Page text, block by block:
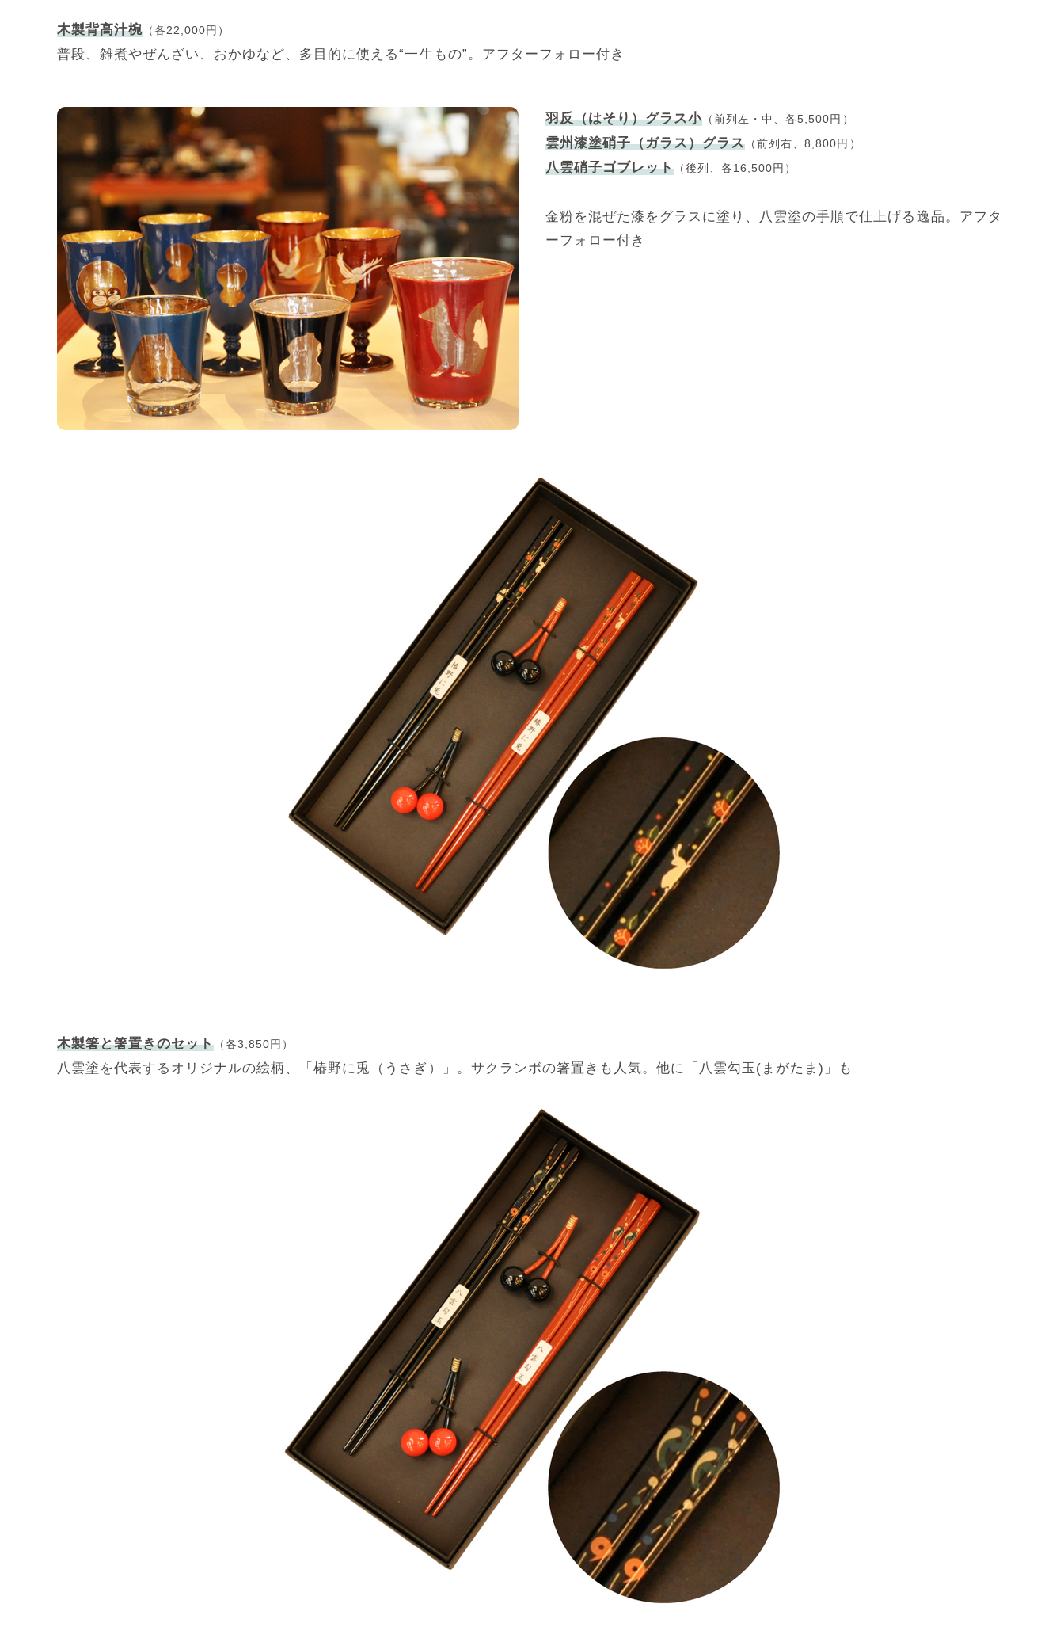
木製背高汁椀 （各22,000円）
普段、雑煮やぜんざい、おかゆなど、多目的に使える“一生もの”。アフターフォロー付き
羽反（はそり）グラス小 （前列左・中、各5,500円）
雲州漆塗硝子（ガラス）グラス （前列右、8,800円）
八雲硝子ゴブレット （後列、各16,500円）
金粉を混ぜた漆をグラスに塗り、八雲塗の手順で仕上げる逸品。アフタ
ーフォロー付き
木製箸と箸置きのセット （各3,850円）
八雲塗を代表するオリジナルの絵柄、「椿野に兎（うさぎ）」。サクランボの箸置きも人気。他に「八雲勾玉(まがたま)」も